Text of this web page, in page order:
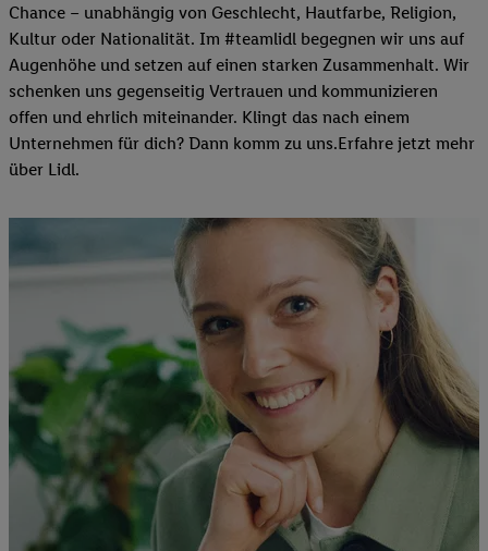
Chance – unabhängig von Geschlecht, Hautfarbe, Religion,
Kultur oder Nationalität. Im #teamlidl begegnen wir uns auf
Augenhöhe und setzen auf einen starken Zusammenhalt. Wir
schenken uns gegenseitig Vertrauen und kommunizieren
offen und ehrlich miteinander. Klingt das nach einem
Unternehmen für dich? Dann komm zu uns.​Erfahre jetzt mehr
über Lidl.